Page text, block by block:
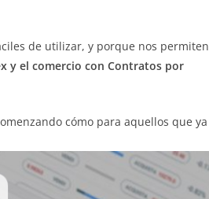
de utilizar, y porque nos permiten
y el comercio con Contratos por
cómo para aquellos que ya